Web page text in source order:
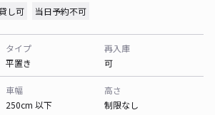
し可 当日予約不可
タイプ
平置き
再入庫
可
車幅
250cm 以下
高さ
制限なし